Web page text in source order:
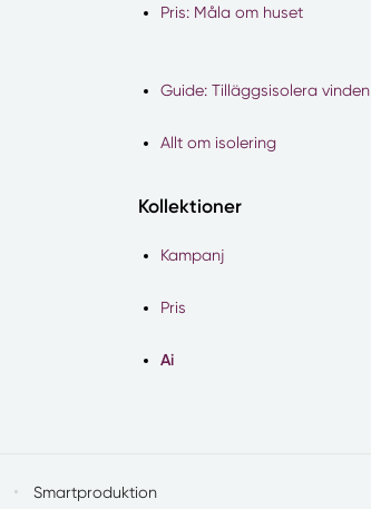
Pris: Måla om huset
Guide: Tilläggsisolera vinden
Allt om isolering
Kollektioner
Kampanj
Pris
Ai
· Smartproduktion